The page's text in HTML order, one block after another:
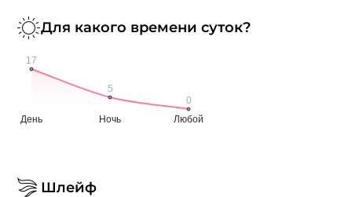
Для какого времени суток?
Шлейф